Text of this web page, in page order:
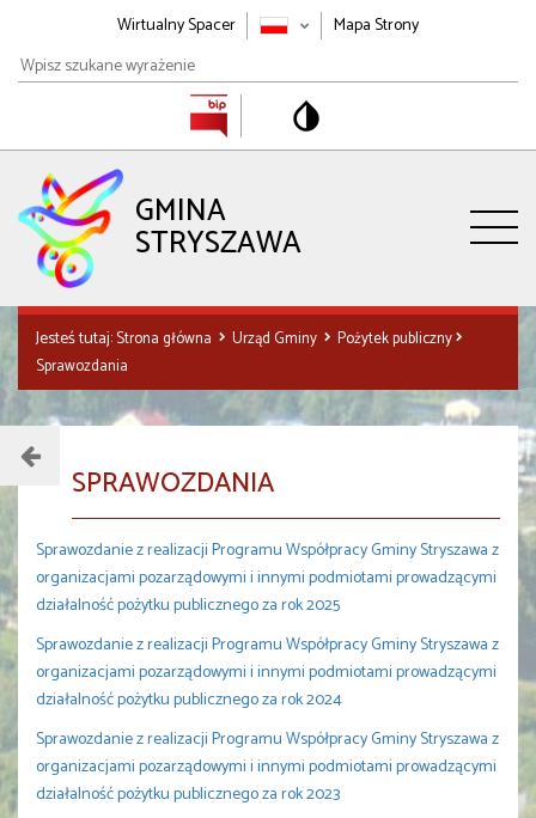
Wirtualny Spacer
Mapa Strony
Wpisz
szukane
GMINA
STRYSZAWA
Jesteś tutaj:Strona główna Urząd Gminy
Pożytek publiczny
Sprawozdania
Menu
SPRAWOZDANIA
Sprawozdanie z realizacji Programu Współpracy Gminy Stryszawa z
organizacjami pozarządowymi i innymi podmiotami prowadzącymi
działalność pożytku publicznego za rok 2025
Sprawozdanie z realizacji Programu Współpracy Gminy Stryszawa z
organizacjami pozarządowymi i innymi podmiotami prowadzącymi
działalność pożytku publicznego za rok 2024
Sprawozdanie z realizacji Programu Współpracy Gminy Stryszawa z
organizacjami pozarządowymi i innymi podmiotami prowadzącymi
działalność pożytku publicznego za rok 2023